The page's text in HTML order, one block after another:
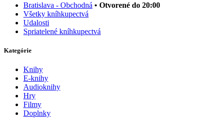
Bratislava - Obchodná • Otvorené do 20:00
Všetky kníhkupectvá
Udalosti
Spriatelené kníhkupectvá
Kategórie
Knihy
E-knihy
Audioknihy
Hry
Filmy
Doplnky